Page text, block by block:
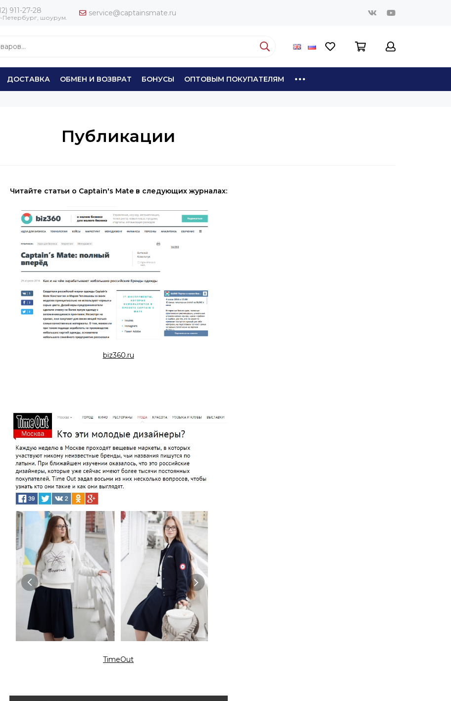
911-27-28
Петербург, шоурум.
service@captainsmate.ru
ДОСТАВКА ОБМЕН И ВОЗВРАТ БОНУСЫ ОПТОВЫМ ПОКУПАТЕЛЯМ
Публикации
Читайте статьи о Captain's Mate в следующих журналах:
biz360.ru
TimeOut